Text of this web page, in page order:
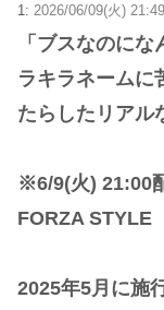
1: 2026/06/09(火)
「ブスなのに
ラキラネームに
たらしたリアル
※6/9(火) 21:00
FORZA STYLE
2025年5月に施